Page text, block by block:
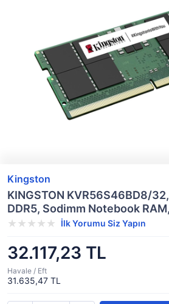
Kingston
KINGSTON KVR56S46BD8/
DDR5, Sodimm Notebook
İlk Yorumu Siz Yapın
32.117,23 TL
Havale / Eft
31.635,47 TL